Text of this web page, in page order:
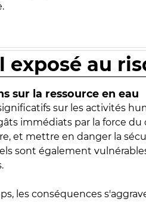
au
sur la ressource en eau
sur les activités
immédiats par la force
et mettre en danger la
sont également
les conséquences